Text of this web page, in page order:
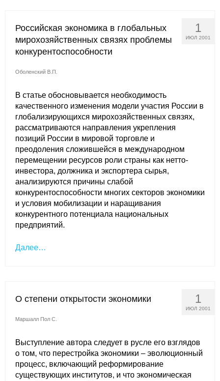
1
ИЮЛ 2001
Российская экономика в глобальных
мирохозяйственных связях проблемы
конкурентоспособности
Оболенский В.П.
В статье обосновывается необходимость
качественного изменения модели участия России в
глобализирующихся мирохозяйственных связях,
рассматриваются направления укрепления
позиций России в мировой торговле и
преодоления сложившейся в международном
перемещении ресурсов роли страны как нетто-
инвестора, должника и экспортера сырья,
анализируются причины слабой
конкурентоспособности многих секторов экономики
и условия мобилизации и наращивания
конкурентного потенциала национальных
предприятий.
Далее…
1
ИЮЛ 2001
О степени открытости экономики
Маршалл Пол С.
Выступление автора следует в русле его взглядов
о том, что перестройка экономики – эволюционный
процесс, включающий реформирование
существующих институтов, и что экономическая